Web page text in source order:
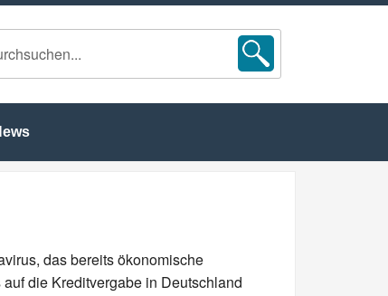
das bereits ökonomische
die Kreditvergabe in Deutschland